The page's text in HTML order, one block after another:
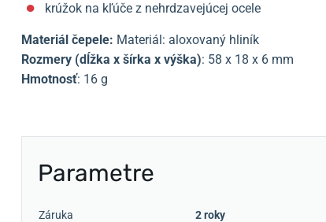
krúžok na kľúče z nehrdzavejúcej ocele
Materiál čepele: Materiál: aloxovaný hliník
Rozmery (dĺžka x šírka x výška): 58 x 18 x 6 mm
Hmotnosť: 16 g
Parametre
Záruka
2 roky